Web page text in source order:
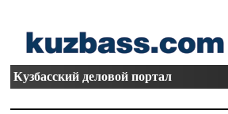
Кузбасский деловой портал